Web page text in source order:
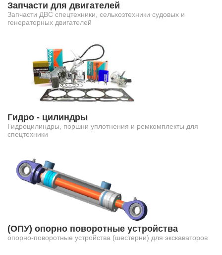
Запчасти для двигателей
Запчасти ДВС спецтехники, сельхозтехники судовых и
генераторных двигателей
Гидро - цилиндры
Гидроцилиндры, поршни уплотнения и ремкомплекты для
спецтехники
(ОПУ) опорно поворотные устройства
опорно-поворотные устройства (шестерни) для экскаваторов